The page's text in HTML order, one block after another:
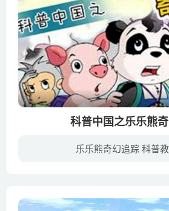
科普中国之乐乐熊
乐乐熊奇幻追踪 科普